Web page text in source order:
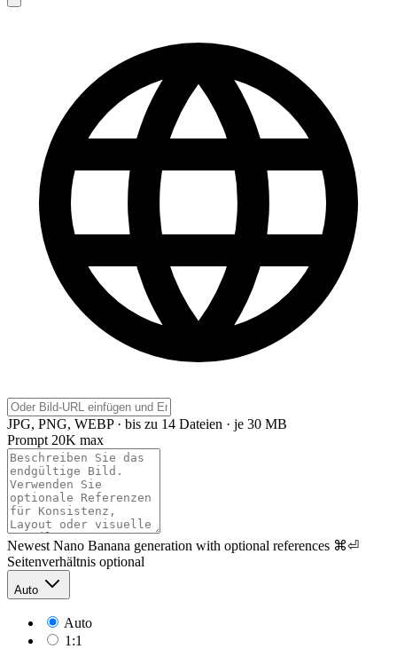
JPG, PNG, WEBP · bis zu 14 Dateien · je 30 MB
Prompt 20K max
Newest Nano Banana generation with optional references ⌘⏎
Seitenverhältnis optional
Auto
Auto
1:1